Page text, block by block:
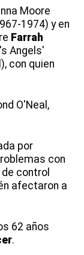
Moore
1974) y en
Farrah
Angels'
con quien
O'Neal,
por
con
control
afectaron a
62 años
.